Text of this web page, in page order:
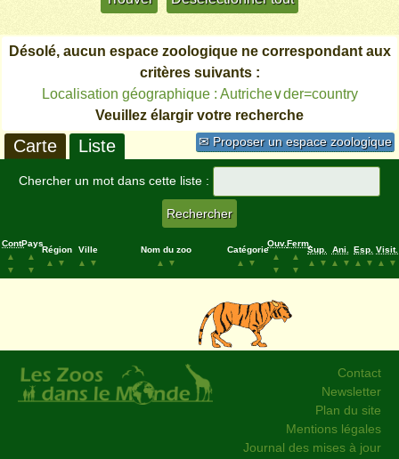
Désolé, aucun espace zoologique ne correspondant aux
critères suivants :
Localisation géographique : Autriche∨der=country
Veuillez élargir votre recherche
✉ Proposer un espace zoologique
Carte Liste
Chercher un mot dans cette liste :
Cont.
▲
▼
Pays
▲
▼
Région
▲
▼
Ville
▲
▼
Nom du zoo
▲
▼
Catégorie
▲
▼
Ouv.
▲
▼
Ferm.
▲
▼
Sup.
▲
▼
Ani.
▲
▼
Esp.
▲
▼
Visit.
▲
▼
Contact
Newsletter
Plan du site
Mentions légales
Journal des mises à jour